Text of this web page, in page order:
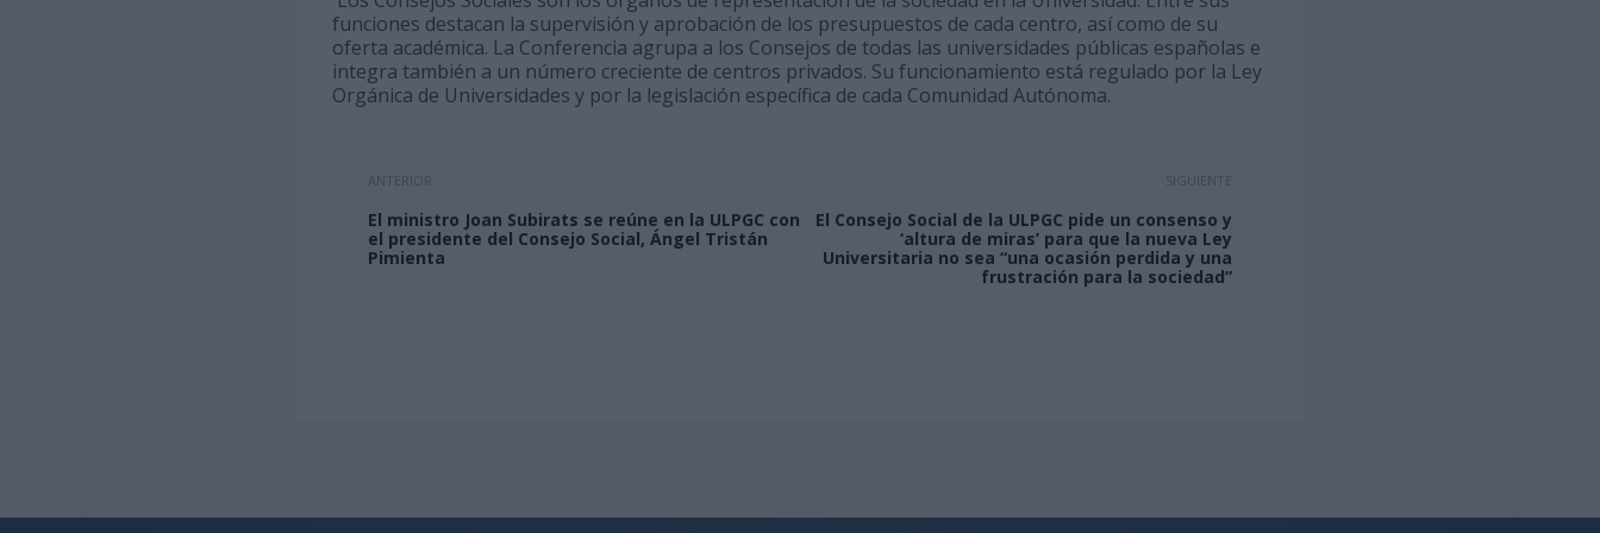
funciones destacan la supervisión y aprobación de los presupuestos de cada centro, así como de su
oferta académica. La Conferencia agrupa a los Consejos de todas las universidades públicas españolas e
integra también a un número creciente de centros privados. Su funcionamiento está regulado por la Ley
Orgánica de Universidades y por la legislación específica de cada Comunidad Autónoma.
ANTERIOR
El ministro Joan Subirats se reúne en la ULPGC con
el presidente del Consejo Social, Ángel Tristán
Pimienta
SIGUIENTE
El Consejo Social de la ULPGC pide un consenso y
‘altura de miras’ para que la nueva Ley
Universitaria no sea “una ocasión perdida y una
frustración para la sociedad”